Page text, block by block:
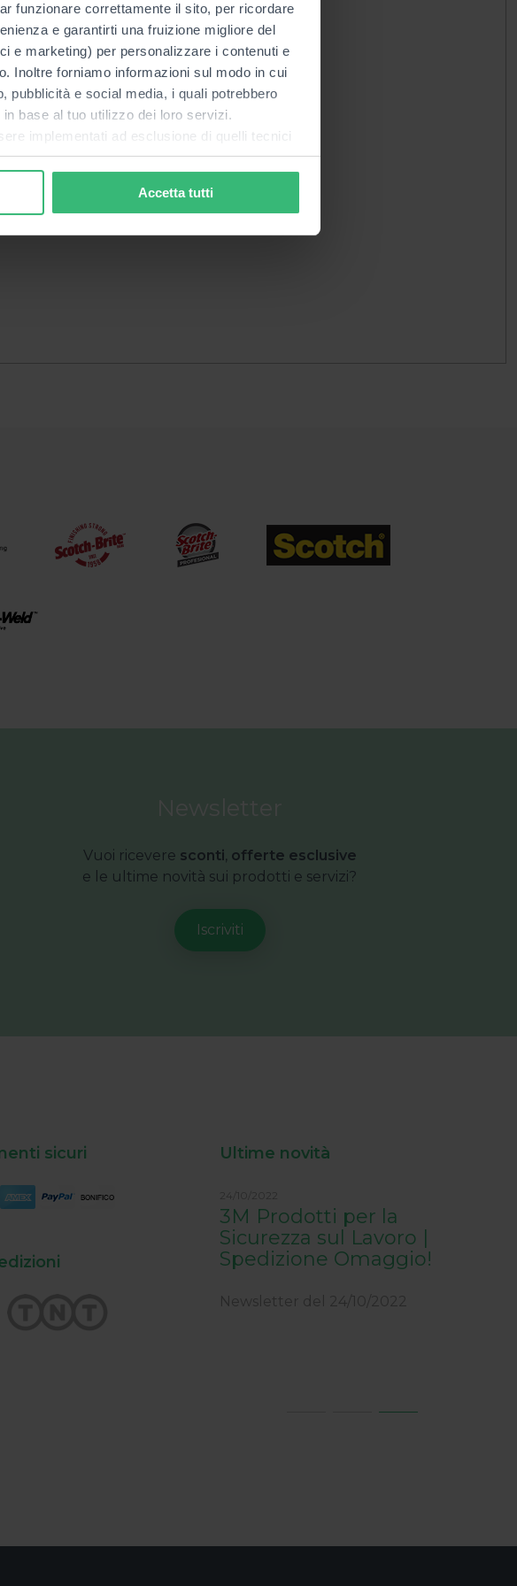
funzionare correttamente il sito, per ricordare
e garantirti una fruizione migliore del
e marketing) per personalizzare i contenuti e
Inoltre forniamo informazioni sul modo in cui
pubblicità e social media, i quali potrebbero
base al tuo utilizzo dei loro servizi.
implementati ad esclusione di quelli tecnici
invece accetterai di implementare tutti i
funzionamento del sito. Per tutte le
sopra.
Accetta tutti
Vuoi ricevere sconti offerte esclusive
e le ultime novità sui prodotti e servizi?
sicuri Ultime novità
Industriali,
| Spedizione
3M Prodotti per la
Sicurezza sul Lavoro |
Spedizione Omaggio!